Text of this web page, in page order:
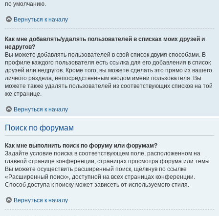
по умолчанию.
Вернуться к началу
Как мне добавлять/удалять пользователей в списках моих друзей и
недругов?
Вы можете добавлять пользователей в свой список двумя способами. В
профиле каждого пользователя есть ссылка для его добавления в список
друзей или недругов. Кроме того, вы можете сделать это прямо из вашего
личного раздела, непосредственным вводом имени пользователя. Вы
можете также удалять пользователей из соответствующих списков на той
же странице.
Вернуться к началу
Поиск по форумам
Как мне выполнить поиск по форуму или форумам?
Задайте условие поиска в соответствующем поле, расположенном на
главной странице конференции, страницах просмотра форума или темы.
Вы можете осуществить расширенный поиск, щёлкнув по ссылке
«Расширенный поиск», доступной на всех страницах конференции.
Способ доступа к поиску может зависеть от используемого стиля.
Вернуться к началу